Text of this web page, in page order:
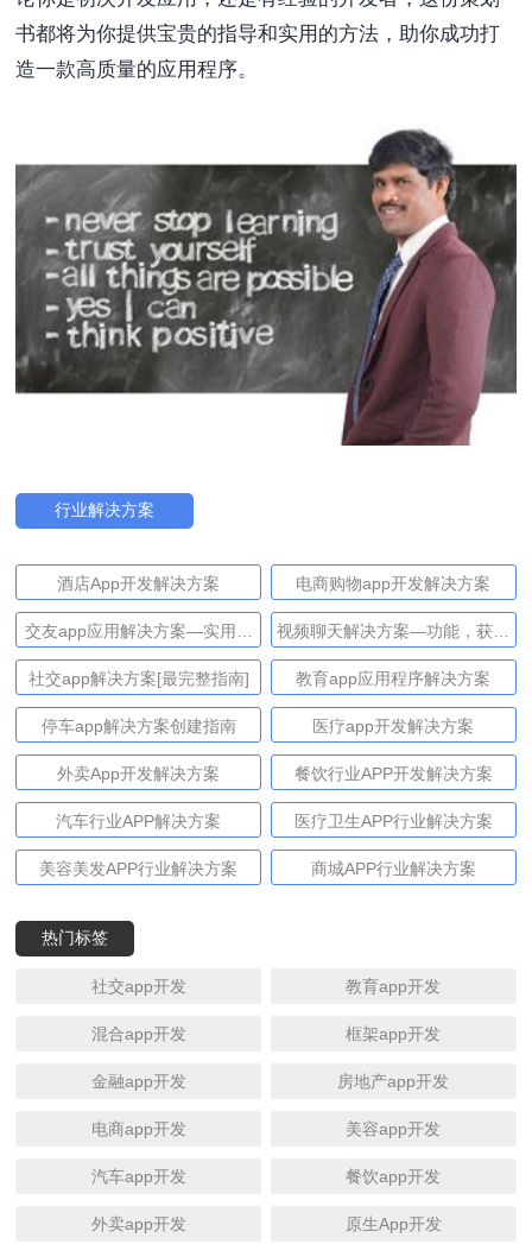
书都将为你提供宝贵的指导和实用的方法，助你成功打
造一款高质量的应用程序。
行业解决方案
酒店App开发解决方案 电商购物app开发解决方案
交友app应用解决方案—实用技
巧和先进的获利方法
视频聊天解决方案—功能，获利
和技术
社交app解决方案[最完整指南] 教育app应用程序解决方案
停车app解决方案创建指南 医疗app开发解决方案
外卖App开发解决方案 餐饮行业APP开发解决方案
汽车行业APP解决方案 医疗卫生APP行业解决方案
美容美发APP行业解决方案 商城APP行业解决方案
热门标签
社交app开发 教育app开发
混合app开发 框架app开发
金融app开发 房地产app开发
电商app开发 美容app开发
汽车app开发 餐饮app开发
外卖app开发 原生App开发